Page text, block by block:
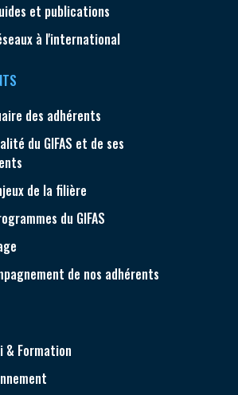
et publications
à l'international
des adhérents
du GIFAS et de ses
de la filière
du GIFAS
de nos adhérents
& Formation